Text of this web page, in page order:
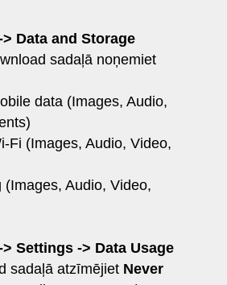
Data and Storage
sadaļā noņemiet
data (Images, Audio,
Fi (Images, Audio, Video,
(Images, Audio, Video,
Settings -> Data Usage
sadaļā atzīmējiet Never